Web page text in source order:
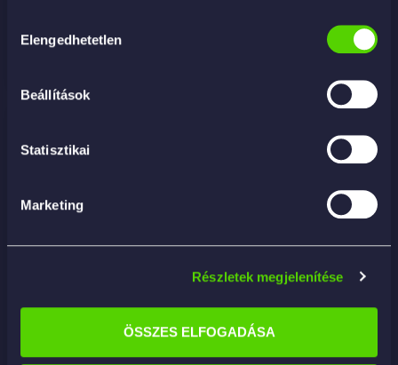
kiválasztása
Elengedhetetlen
Beállítások
Statisztikai
Marketing
Részletek megjelenítése
ÖSSZES ELFOGADÁSA